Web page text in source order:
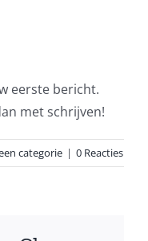
eerste bericht.
met schrijven!
categorie | 0 Reacties